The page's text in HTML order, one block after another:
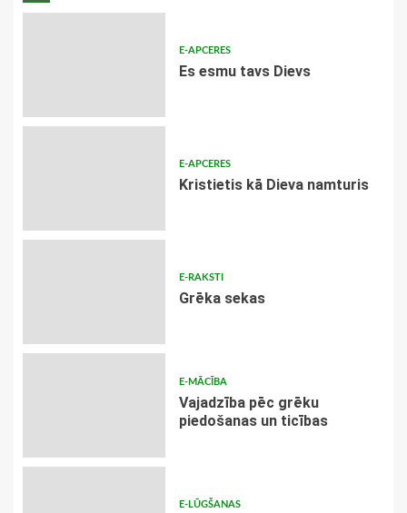
E-APCERES
Es esmu tavs Dievs
E-APCERES
Kristietis kā Dieva namturis
E-RAKSTI
Grēka sekas
E-MĀCĪBA
Vajadzība pēc grēku
piedošanas un ticības
E-LŪGŠANAS